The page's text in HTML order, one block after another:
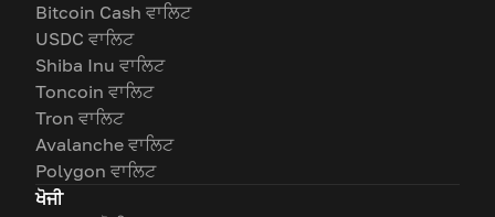
Bitcoin Cash ਵਾਲਿਟ
USDC ਵਾਲਿਟ
Shiba Inu ਵਾਲਿਟ
Toncoin ਵਾਲਿਟ
Tron ਵਾਲਿਟ
Avalanche ਵਾਲਿਟ
Polygon ਵਾਲਿਟ
ਖੋਜੀ